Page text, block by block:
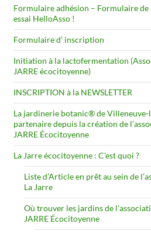
Formulaire adhésion – Formulaire de
essai HelloAsso !
Formulaire d’ inscription
Initiation à la lactofermentation
JARRE écocitoyenne)
INSCRIPTION à la NEWSLETTER
La jardinerie botanic® de Villeneuve-
partenaire depuis la création de
JARRE Écocitoyenne
La Jarre écocitoyenne : C’est quoi ?
Liste d’Article en prêt au sein de
La Jarre
Où trouver les jardins de
JARRE Écocitoyenne